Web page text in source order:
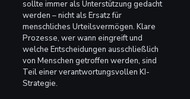
sollte immer als Unterstützung gedacht
werden – nicht als Ersatz für
menschliches Urteilsvermögen. Klare
Prozesse, wer wann eingreift und
welche Entscheidungen ausschließlich
von Menschen getroffen werden, sind
Teil einer verantwortungsvollen KI-
Strategie.